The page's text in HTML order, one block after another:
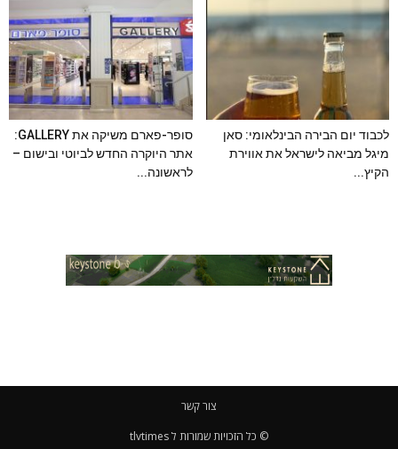
לכבוד יום הבירה הבינלאומי: סאן
מיגל מביאה לישראל את אווירת
הקיץ...
סופר-פארם משיקה את GALLERY:
אתר היוקרה החדש לביוטי ובישום –
לראשונה...
צור קשר
© כל הזכויות שמורות ל tlvtimes